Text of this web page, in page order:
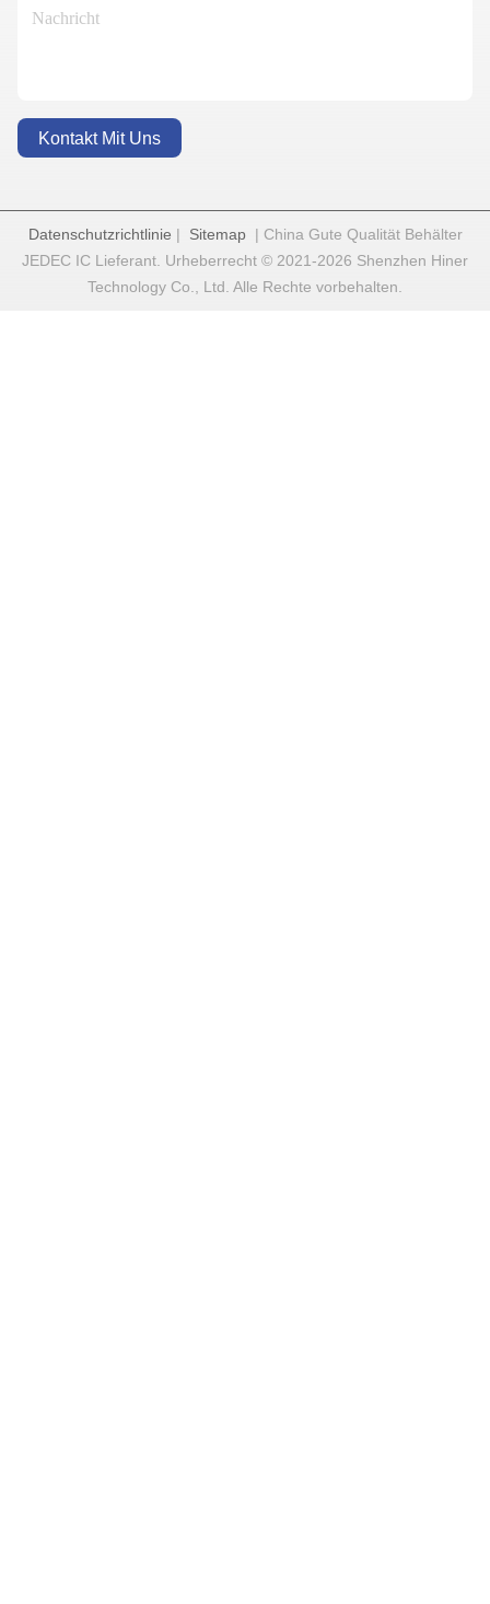
Kontakt Mit Uns
Datenschutzrichtlinie | Sitemap| China Gute Qualität Behälter
JEDEC IC Lieferant. Urheberrecht © 2021-2026 Shenzhen Hiner
Technology Co., Ltd. Alle Rechte vorbehalten.